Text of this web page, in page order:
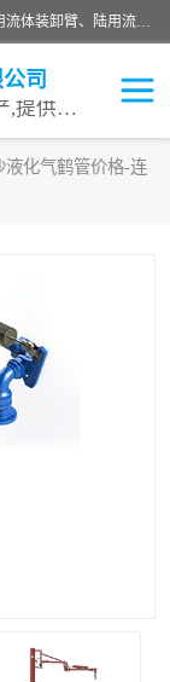
连云港深达石化装备有限公司是从事定量装车系统、船用流体装卸臂、陆用流体装卸臂（鹤管）、活动梯、钢构平台等全系列流体装卸设备的设计、制造、销售以及服务的专业供应商。公司始终以客户为中心，密切跟踪国内外油气储运及装卸设备先进技术的发展，以先进的技术、优质的产品、一流的服务，满足客户需求。
司
专业从事流体装卸设备生产,提供全面解决方案，生产与定制服务
液化气鹤管价格-连